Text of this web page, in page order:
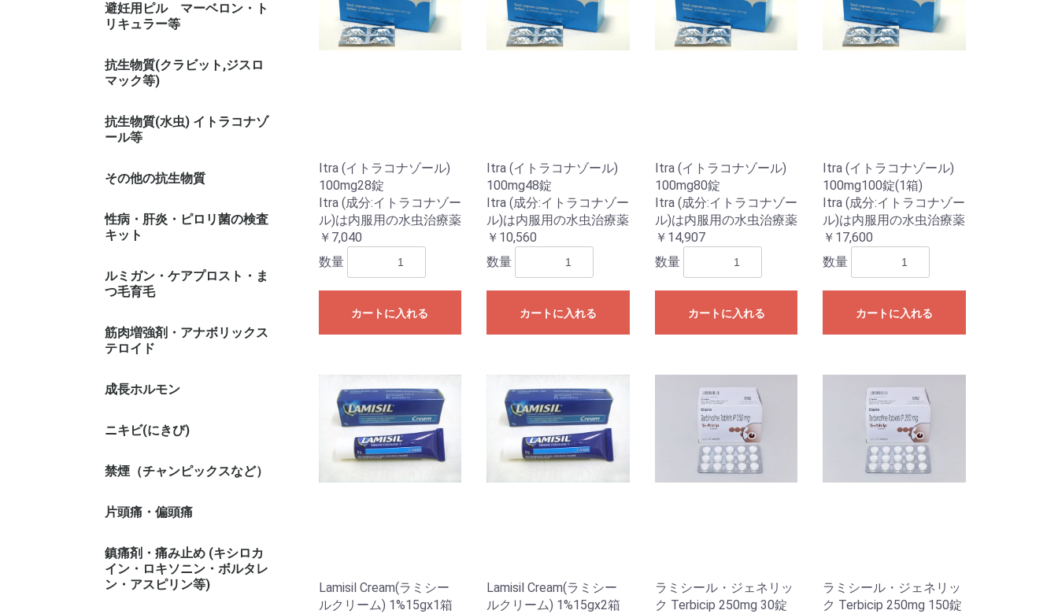
避妊用ピル マーベロン・ト
リキュラー等
トリキュラー
マーベロン
抗生物質(クラビット,ジスロ
マック等)
抗生物質(水虫) イトラコナゾ
ール等
その他の抗生物質
性病・肝炎・ピロリ菌の検査
キット
ルミガン・ケアプロスト・ま
つ毛育毛
筋肉増強剤・アナボリックス
テロイド
成長ホルモン
ニキビ(にきび)
禁煙（チャンピックスなど）
片頭痛・偏頭痛
鎮痛剤・痛み止め (キシロカ
イン・ロキソニン・ボルタレ
ン・アスピリン等)
Itra (イトラコナゾール)
100mg28錠
Itra (成分:イトラコナゾー
ル)は内服用の水虫治療薬
￥7,040
数量
カートに入れる
Itra (イトラコナゾール)
100mg48錠
Itra (成分:イトラコナゾー
ル)は内服用の水虫治療薬
￥10,560
数量
カートに入れる
Itra (イトラコナゾール)
100mg80錠
Itra (成分:イトラコナゾー
ル)は内服用の水虫治療薬
￥14,907
数量
カートに入れる
Itra (イトラコナゾール)
100mg100錠(1箱)
Itra (成分:イトラコナゾー
ル)は内服用の水虫治療薬
￥17,600
数量
カートに入れる
Lamisil Cream(ラミシー
ルクリーム) 1%15gx1箱
Lamisil Cream(ラミシー
ルクリーム) 1%15gx2箱
ラミシール・ジェネリッ
ク Terbicip 250mg 30錠
ラミシール・ジェネリッ
ク Terbicip 250mg 150錠